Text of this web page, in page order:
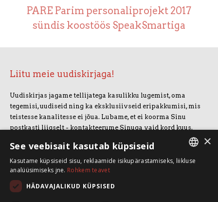
PARE Parim personaliprojekt 2017
sündis koostöös SpeakSmartiga
Liitu meie uudiskirjaga!
Uudiskirjas jagame tellijatega kasulikku lugemist, oma
tegemisi, uudiseid ning ka eksklusiivseid eripakkumisi, mis
teistesse kanalitesse ei jõua. Lubame, et ei koorma Sinu
postkasti liigselt - kontakteerume Sinuga vaid kord kuus.
LIITUN UUDISKIRJAGA
×
See veebisait kasutab küpsiseid
Kasutame küpsiseid sisu, reklaamide isikupärastamiseks, liikluse
analüüsimiseks jne. Rohkem teavet
HÄDAVAJALIKUD KÜPSISED